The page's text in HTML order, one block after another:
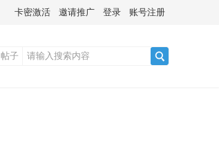
卡密激活 邀请推广 登录 账号注册
帖子